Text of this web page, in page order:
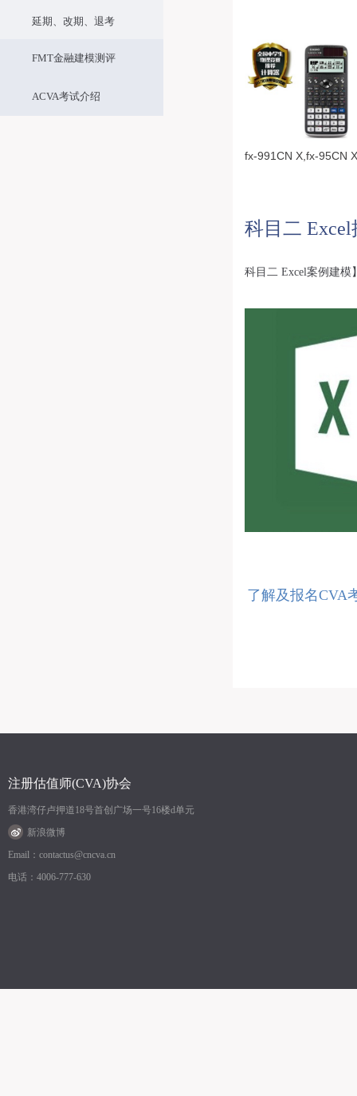
延期、改期、退考
FMT金融建模测评
ACVA考试介绍
fx-991CN X, fx-95CN
科目二
科目二 Excel案例建模
了解及报名CVA
注册估值师(CVA)协会
香港湾仔卢押道18号首创广场一号16楼d单元
新浪微博
Email：contactus@cncva.cn
电话：4006-777-630